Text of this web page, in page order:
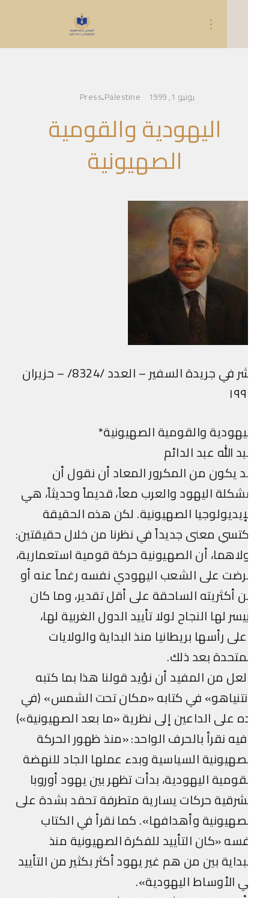
Palestine
.
Press
اليهودية والقومية
الصهيونية
نشر في جريدة السفير – العدد /8324/ – حزيران
والقومية الصهيونية*
الله عبد الدائم
يكون من المكرور المعاد أن نقول أن
اليهود والعرب معاً، قديماً وحديثاً، هي
الصهيونية. لكن هذه الحقيقة
معنى جديداً في نظرنا من خلال حقيقتين:
أن الصهيونية حركة قومية استعمارية،
على الشعب اليهودي نفسه رغماً عنه أو
أكثريته الساحقة على أقل تقدير، وما كان
لها النجاح لولا تأييد الدول الغربية لها،
رأسها بريطانيا منذ البداية والولايات
بعد ذلك.
من المفيد أن نؤيد قولنا هذا بما كتبه
في كتابه «مكان تحت الشمس» (في
على الداعين إلى نظرية «ما بعد الصهيونية»)
نقرأ بالحرف الواحد: «منذ ظهور الحركة
السياسية وبدء عملها الجاد للنهضة
اليهودية، بدأت تظهر بين يهود أوروبا
حركات يسارية متطرفة تحقد بشدة على
وأهدافها». كما نقرأ في الكتاب
«كان التأييد للفكرة الصهيونية منذ
بين من هم غير يهود أكثر بكثير من التأييد
الأوساط اليهودية».